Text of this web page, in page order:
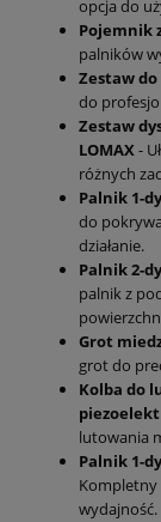
opcja do
Pojemnik
palników
Zestaw
do
Zestaw
LOMAX-
różnych
Palnik 1-
do
działanie.
Palnik 2-
palnik z
Grot
grot do
Kolba do
lutowania
Palnik 1-
Kompletny
wydajność.